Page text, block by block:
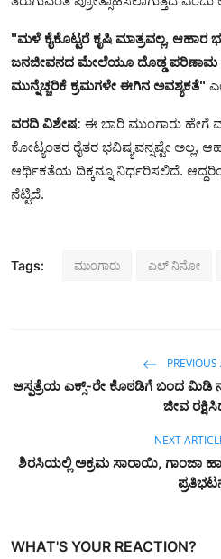
"ಮಳೆ ಕೈಕೊಟ್ಟರೆ ಕೃಷಿ ಮಾತ್ರವಲ್ಲ, ಆಹಾರ
ಜನಜೀವನದ ಮೇಲೆಯೂ ದೊಡ್ಡ ಪರಿಣಾಮ
ಮುನ್ನೆಚ್ಚರಿಕೆ ಕ್ರಮಗಳೇ ಈಗಿನ ಅವಶ್ಯಕತೆ"
ವರದಿ ವಿಶೇಷ: ಈ ಬಾರಿ ಮುಂಗಾರು ಹೇಗೆ
ಕೋಟ್ಯಂತರ ರೈತರ ಭವಿಷ್ಯವನ್ನಷ್ಟೇ ಅಲ್ಲ,
ಆರ್ಥಿಕತೆಯ ದಿಕ್ಕನ್ನೂ ನಿರ್ಧರಿಸಲಿದೆ.
ನೆಟ್ಟಿದೆ.
Tags: ಮುಂಗಾರು ಎಲ್‌ ನಿನೋ
PREVIOUS
ಆಸ್ಪತ್ರೆಯ ಎಕ್ಸ್‌-ರೇ ಕೊಠಡಿಗೆ ಬಂದ ಮಿಡಿ
ಜೀವ
NEXT
ಶಿರಸಿಯಲ್ಲಿ ಅಕ್ರಮ ಸಾರಾಯಿ, ಗಾಂಜಾ
WHAT'S YOUR REACTION?